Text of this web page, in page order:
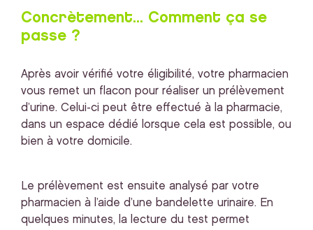
Concrètement... Comment ça se
passe ?
Après avoir vérifié votre éligibilité, votre pharmacien
vous remet un flacon pour réaliser un prélèvement
d’urine. Celui-ci peut être effectué à la pharmacie,
dans un espace dédié lorsque cela est possible, ou
bien à votre domicile.
Le prélèvement est ensuite analysé par votre
pharmacien à l’aide d’une bandelette urinaire. En
quelques minutes, la lecture du test permet